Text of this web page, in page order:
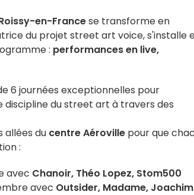
en-Francese transforme en
du projet street art voice, s'installe
: performances en live,
6 journées exceptionnelles pour
du street art à travers des
allées du centre Aéroville pour que
:
avec Chanoir, Théo Lopez, Stom500
avec Outsider, Madame, Joachim